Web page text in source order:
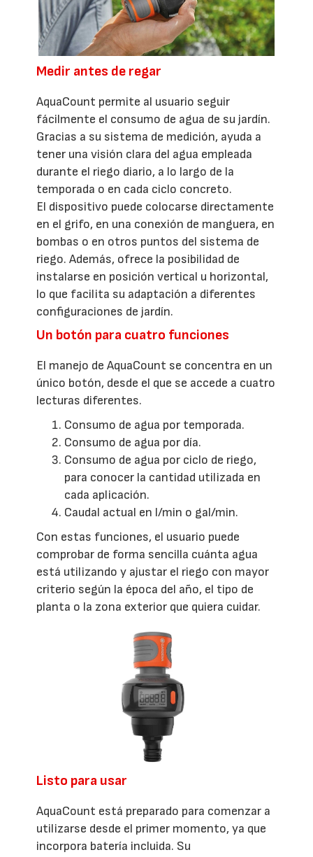
Medir antes de regar
AquaCount permite al usuario seguir
fácilmente el consumo de agua de su jardín.
Gracias a su sistema de medición, ayuda a
tener una visión clara del agua empleada
durante el riego diario, a lo largo de la
temporada o en cada ciclo concreto.
El dispositivo puede colocarse directamente
en el grifo, en una conexión de manguera, en
bombas o en otros puntos del sistema de
riego. Además, ofrece la posibilidad de
instalarse en posición vertical u horizontal,
lo que facilita su adaptación a diferentes
configuraciones de jardín.
Un botón para cuatro funciones
El manejo de AquaCount se concentra en un
único botón, desde el que se accede a cuatro
lecturas diferentes.
Consumo de agua por temporada.
Consumo de agua por día.
Consumo de agua por ciclo de riego,
para conocer la cantidad utilizada en
cada aplicación.
Caudal actual en l/min o gal/min.
Con estas funciones, el usuario puede
comprobar de forma sencilla cuánta agua
está utilizando y ajustar el riego con mayor
criterio según la época del año, el tipo de
planta o la zona exterior que quiera cuidar.
Listo para usar
AquaCount está preparado para comenzar a
utilizarse desde el primer momento, ya que
incorpora batería incluida. Su